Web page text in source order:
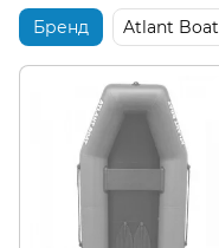
Бренд Atlant Boat